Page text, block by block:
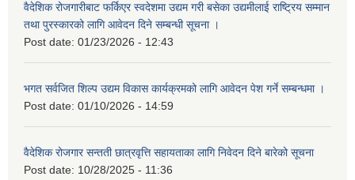
वैदेशिक रोजगारीबाट फर्किएर स्वदेशमा उद्यम गरी बसेका उद्यमीलाई राष्ट्रिय सम्मान
तथा पुरस्कारको लागि आवेदन दिने सम्बन्धी सूचना ।
Post date: 01/23/2026 - 12:43
भगत सर्वजित शिल्प उद्यम विकास कार्यक्रमको लागि आवेदन पेश गर्ने सम्बन्धमा ।
Post date: 01/10/2026 - 14:59
वैदेशिक रोजगार सन्तती छात्रवृत्ति सहायताका लागि निवेदन दिने बारेको सूचना
Post date: 10/28/2025 - 11:36